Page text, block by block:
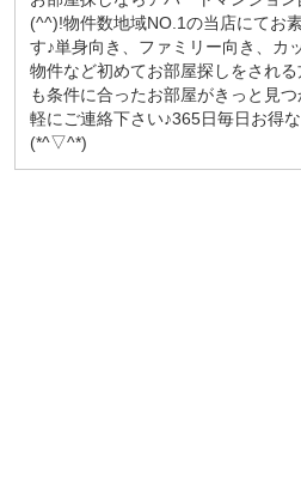
(^^)!物件数地域NO.1の当店にてお
す♪単身向き、ファミリー向き、カ
物件など初めてお部屋探しをされ
も条件に合ったお部屋がきっと見
軽にご連絡下さい♪365日毎日お得
(*^▽^*)